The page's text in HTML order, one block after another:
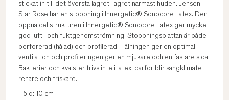
stickat in till det översta lagret, lagret närmast huden. Jensen
Star Rose har en stoppning i Innergetic® Sonocore Latex. Den
öppna cellstrukturen i Innergetic® Sonocore Latex ger mycket
god luft- och fuktgenomströmning. Stoppningsplattan är både
perforerad (hålad) och profilerad. Hålningen ger en optimal
ventilation och profileringen ger en mjukare och en fastare sida.
Bakterier och kvalster trivs inte i latex, därför blir sängklimatet
renare och friskare.
Höjd: 10 cm